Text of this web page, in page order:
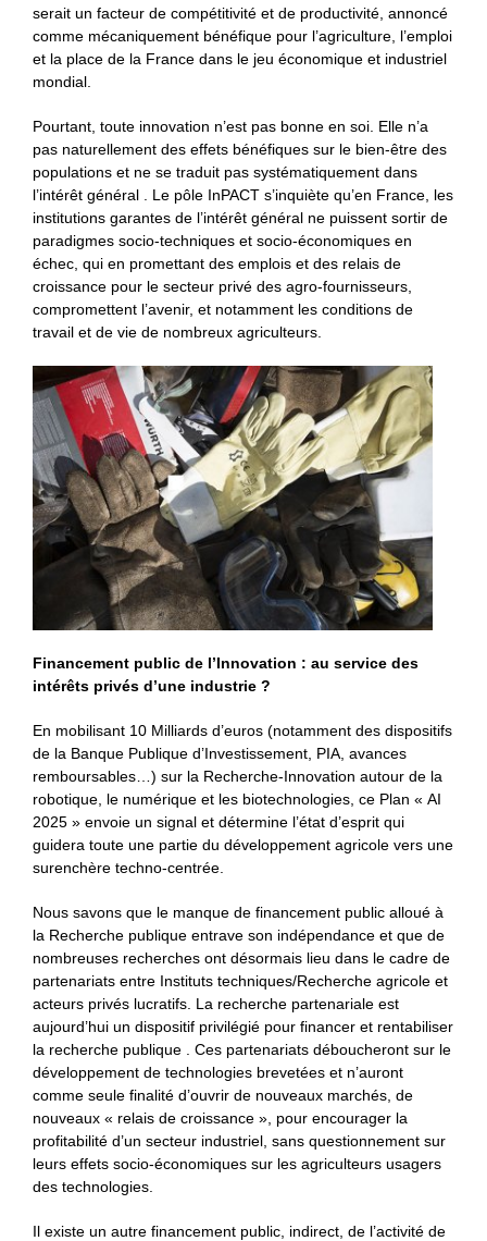
serait un facteur de compétitivité et de productivité, annoncé
comme mécaniquement bénéfique pour l’agriculture, l’emploi
et la place de la France dans le jeu économique et industriel
mondial.
Pourtant, toute innovation n’est pas bonne en soi. Elle n’a
pas naturellement des effets bénéfiques sur le bien-être des
populations et ne se traduit pas systématiquement dans
l’intérêt général . Le pôle InPACT s’inquiète qu’en France, les
institutions garantes de l’intérêt général ne puissent sortir de
paradigmes socio-techniques et socio-économiques en
échec, qui en promettant des emplois et des relais de
croissance pour le secteur privé des agro-fournisseurs,
compromettent l’avenir, et notamment les conditions de
travail et de vie de nombreux agriculteurs.
Financement public de l’Innovation : au service des
intérêts privés d’une industrie ?
En mobilisant 10 Milliards d’euros (notamment des dispositifs
de la Banque Publique d’Investissement, PIA, avances
remboursables…) sur la Recherche-Innovation autour de la
robotique, le numérique et les biotechnologies, ce Plan « AI
2025 » envoie un signal et détermine l’état d’esprit qui
guidera toute une partie du développement agricole vers une
surenchère techno-centrée.
Nous savons que le manque de financement public alloué à
la Recherche publique entrave son indépendance et que de
nombreuses recherches ont désormais lieu dans le cadre de
partenariats entre Instituts techniques/Recherche agricole et
acteurs privés lucratifs. La recherche partenariale est
aujourd’hui un dispositif privilégié pour financer et rentabiliser
la recherche publique . Ces partenariats déboucheront sur le
développement de technologies brevetées et n’auront
comme seule finalité d’ouvrir de nouveaux marchés, de
nouveaux « relais de croissance », pour encourager la
profitabilité d’un secteur industriel, sans questionnement sur
leurs effets socio-économiques sur les agriculteurs usagers
des technologies.
Il existe un autre financement public, indirect, de l’activité de